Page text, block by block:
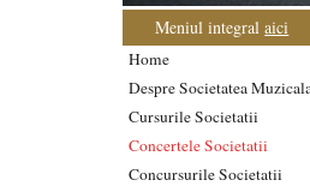
Meniul integralaici
Home
Despre Societatea
Cursurile Societatii
Concertele Societatii
Concursurile Societatii